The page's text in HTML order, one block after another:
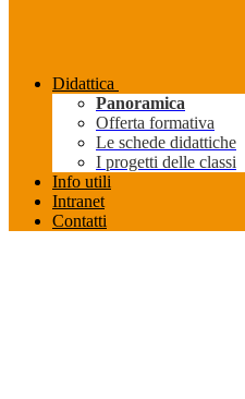
Didattica
Panoramica
Offerta formativa
Le schede didattiche
I progetti delle classi
Info utili
Intranet
Contatti